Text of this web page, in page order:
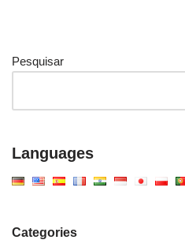
Pesquisar
Languages
Categories